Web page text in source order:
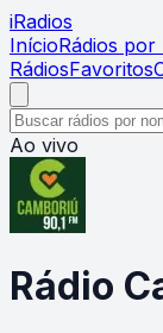
iRadios
InícioRádios por
RádiosFavoritos
Ao vivo
Rádio